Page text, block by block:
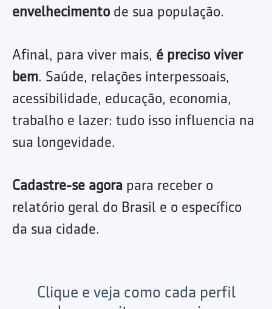
envelhecimento de sua população.
Afinal, para viver mais, é preciso viver
bem. Saúde, relações interpessoais,
acessibilidade, educação, economia,
trabalho e lazer: tudo isso influencia na
sua longevidade.
Cadastre-se agora para receber o
relatório geral do Brasil e o específico
da sua cidade.
Clique e veja como cada perfil